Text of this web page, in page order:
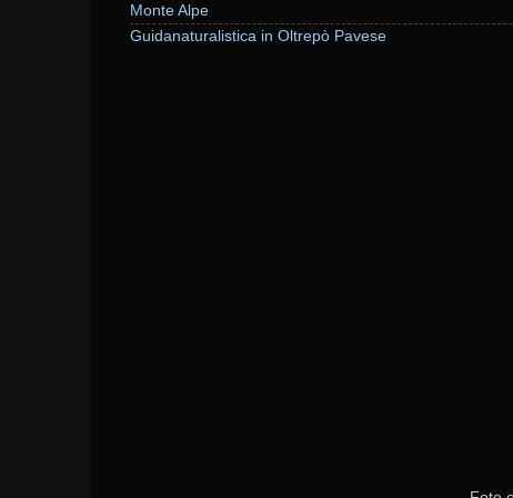
Monte Alpe
Guidanaturalistica in Oltrepò Pavese